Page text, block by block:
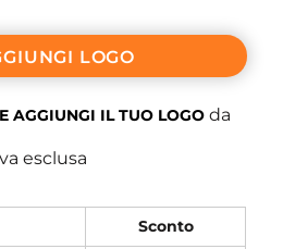
LOGO
AGGIUNGI IL TUO LOGO da
esclusa
Sconto